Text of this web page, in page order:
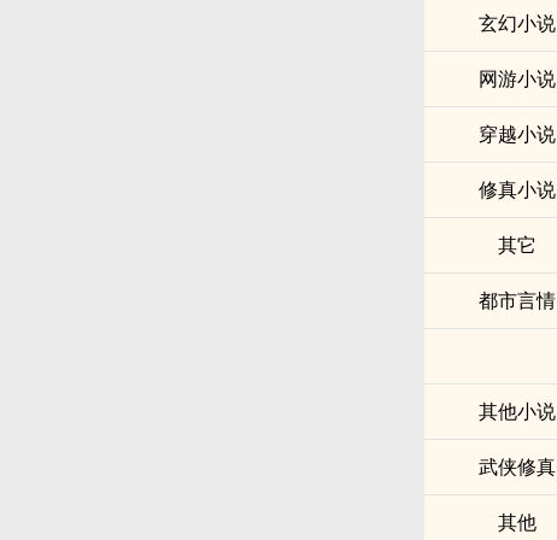
玄幻小说
网游小说
穿越小说
修真小说
其它
都市言情
其他小说
武侠修真
其他